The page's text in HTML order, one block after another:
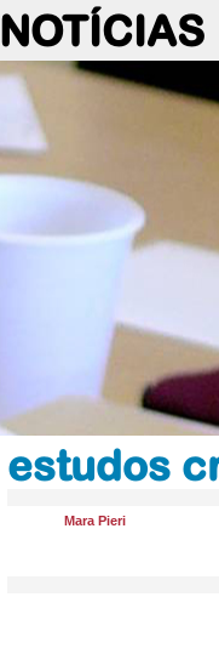
NOTÍCIAS
estudos
Mara Pieri